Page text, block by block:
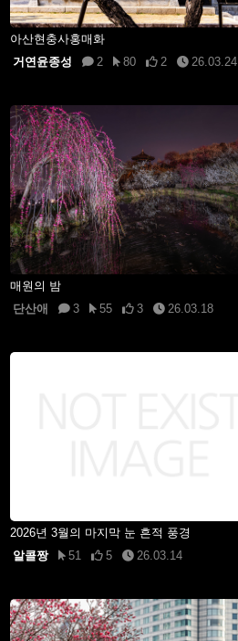
아산현충사홍매화
거연윤종성
2 80 2 26.03.24
매원의 밤
단산애
3 55 3 26.03.18
2026년 3월의 마지막 눈 흔적 풍경
알콜짱
51 5 26.03.14